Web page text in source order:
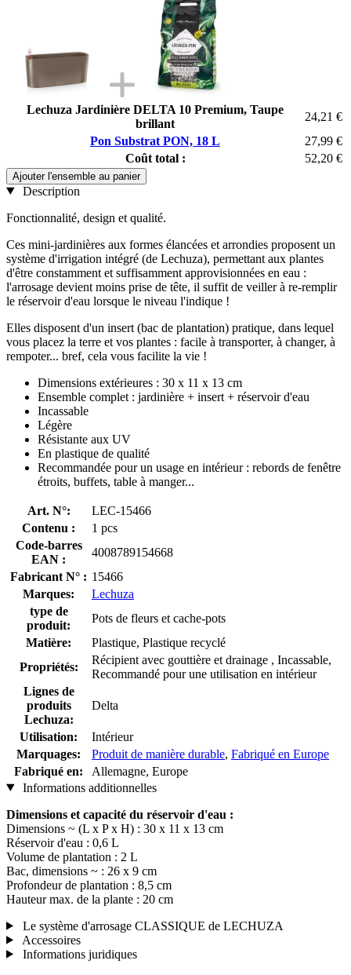
Lechuza Jardinière DELTA 10 Premium, Taupe
brillant
24,21 €
Pon Substrat PON, 18 L
27,99 €
Coût total :
52,20 €
Ajouter l'ensemble au panier
Description
Fonctionnalité, design et qualité.
Ces mini-jardinières aux formes élancées et arrondies proposent un
système d'irrigation intégré (de Lechuza), permettant aux plantes
d'être constamment et suffisamment approvisionnées en eau :
l'arrosage devient moins prise de tête, il suffit de veiller à re-remplir
le réservoir d'eau lorsque le niveau l'indique !
Elles disposent d'un insert (bac de plantation) pratique, dans lequel
vous placez la terre et vos plantes : facile à transporter, à changer, à
rempoter... bref, cela vous facilite la vie !
Dimensions extérieures : 30 x 11 x 13 cm
Ensemble complet : jardinière + insert + réservoir d'eau
Incassable
Légère
Résistante aux UV
En plastique de qualité
Recommandée pour un usage en intérieur : rebords de fenêtre
étroits, buffets, table à manger...
Art. N°:
LEC-15466
Contenu :
1 pcs
Code-barres
EAN :
4008789154668
Fabricant N° : 15466
Marques:
Lechuza
type de
produit:
Pots de fleurs et cache-pots
Matière:
Plastique, Plastique recyclé
Propriétés:
Récipient avec gouttière et drainage , Incassable,
Recommandé pour une utilisation en intérieur
Lignes de
produits
Lechuza:
Delta
Utilisation:
Intérieur
Marquages:
Produit de manière durable, Fabriqué en Europe
Fabriqué en:
Allemagne, Europe
Informations additionnelles
Dimensions et capacité du réservoir d'eau :
Dimensions ~ (L x P x H) : 30 x 11 x 13 cm
Réservoir d'eau : 0,6 L
Volume de plantation : 2 L
Bac, dimensions ~ : 26 x 9 cm
Profondeur de plantation : 8,5 cm
Hauteur max. de la plante : 20 cm
Le système d'arrosage CLASSIQUE de LECHUZA
Accessoires
Informations juridiques